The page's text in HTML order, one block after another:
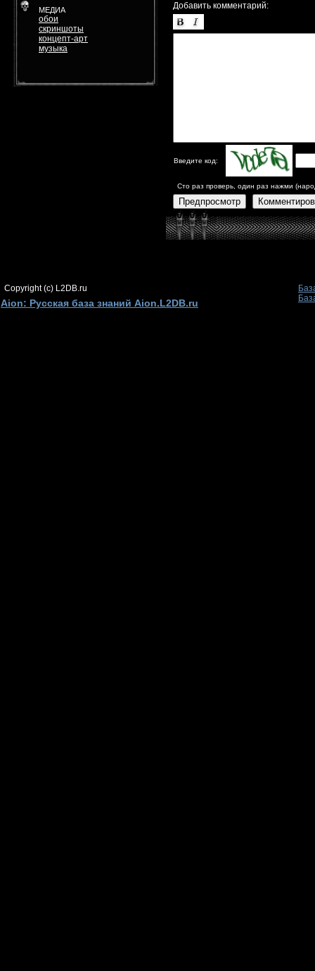
МЕДИА
обои
скриншоты
концепт-арт
музыка
Добавить комментарий:
Введите код:
Сто раз проверь, один раз нажми
Предпросмотр
Copyright (c) L2DB.ru
Aion: Русская база знаний Aion.L2DB.ru